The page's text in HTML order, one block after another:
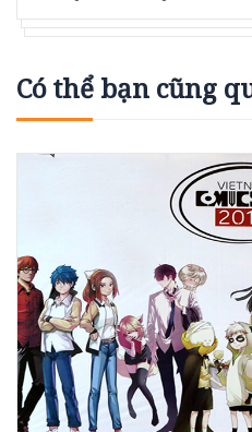
Có thể bạn cũng